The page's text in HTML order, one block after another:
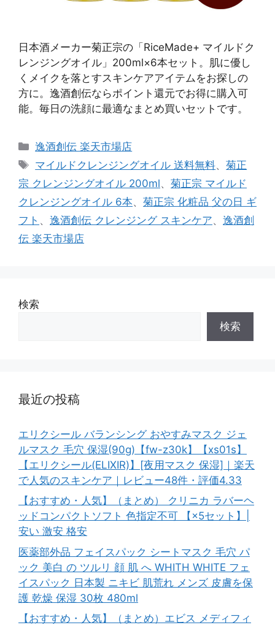
日本酒メーカー菊正宗の「RiceMade+ マイルドク
レンジングオイル」200ml×6本セット。肌に優し
くメイクを落とすスキンケアアイテムをお探しの
方に。逸酒創伝ならポイント還元でお得に購入可
能。毎日の洗顔に最適なまとめ買いセットです。
カ
テ
リ
ー
逸酒創伝 楽天市場店
タ
グ
マイルドクレンジングオイル 送料無料、菊正
宗 クレンジングオイル 200ml、 菊正宗 マイルド
クレンジングオイル 6本、 菊正宗 化粧品 父の日 ギ
フト 、 逸酒創伝 クレンジング スキンケア、 逸酒創
伝 楽天市場店
検索
検索
最近の投稿
エリクシール バランシング おやすみマスク ジェ
ルマスク 毛穴 保湿(90g)【fw-z30k】【xs01s】
【エリクシール(ELIXIR)】[夜用マスク 保湿]｜楽天
で人気のスキンケア｜レビュー48件・評価4.33
【おすすめ・人気】（まとめ） クリニカ ラバーヘ
ッドコンパクトソフト 色指定不可 【×5セット】|
安い 激安 格安
医薬部外品 フェイスパック シートマスク 毛穴 パ
ック 美白 の ツルリ 顔 肌 へ WHITH WHITE フェ
イスパック 日本製 ニキビ 肌荒れ メンズ 皮膚を保
護 乾燥 保湿 30枚 480ml
【おすすめ・人気】（まとめ）エビス メディフィ